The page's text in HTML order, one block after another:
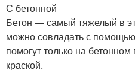
С бетонной
Бетон — самый тяжелый в
можно совладать с
помогут только на
краской.